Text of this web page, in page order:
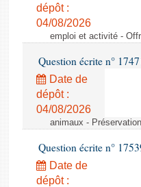
dépôt :
04/08/2026
emploi et activité -
Question écrite n°
Date de
dépôt :
04/08/2026
animaux -
Question écrite n°
Date de
dépôt :